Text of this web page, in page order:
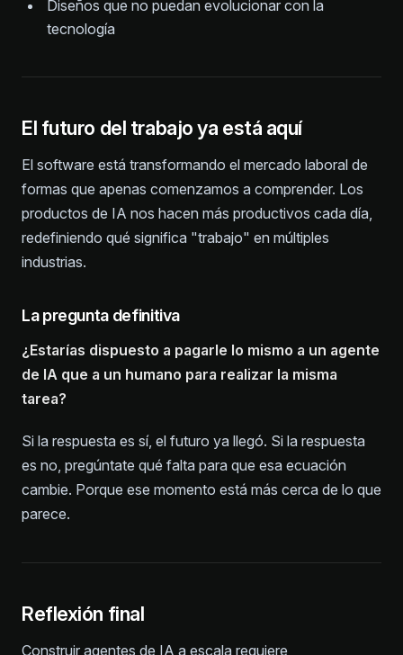
Diseños que no puedan evolucionar con la
tecnología
El futuro del trabajo ya está aquí
El software está transformando el mercado laboral de
formas que apenas comenzamos a comprender. Los
productos de IA nos hacen más productivos cada día,
redefiniendo qué significa "trabajo" en múltiples
industrias.
La pregunta definitiva
¿Estarías dispuesto a pagarle lo mismo a un agente
de IA que a un humano para realizar la misma
tarea?
Si la respuesta es sí, el futuro ya llegó. Si la respuesta
es no, pregúntate qué falta para que esa ecuación
cambie. Porque ese momento está más cerca de lo que
parece.
Reflexión final
Construir agentes de IA a escala requiere